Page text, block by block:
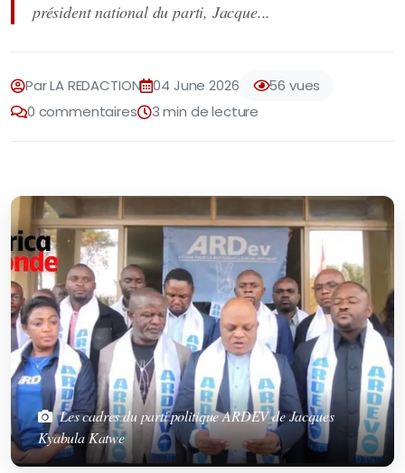
président national du parti, Jacque...
Par LA REDACTION 04 June 2026
56 vues
0 commentaires
3 min de lecture
Les cadres du parti politique ARDEV de Jacques
Kyabula Katwe